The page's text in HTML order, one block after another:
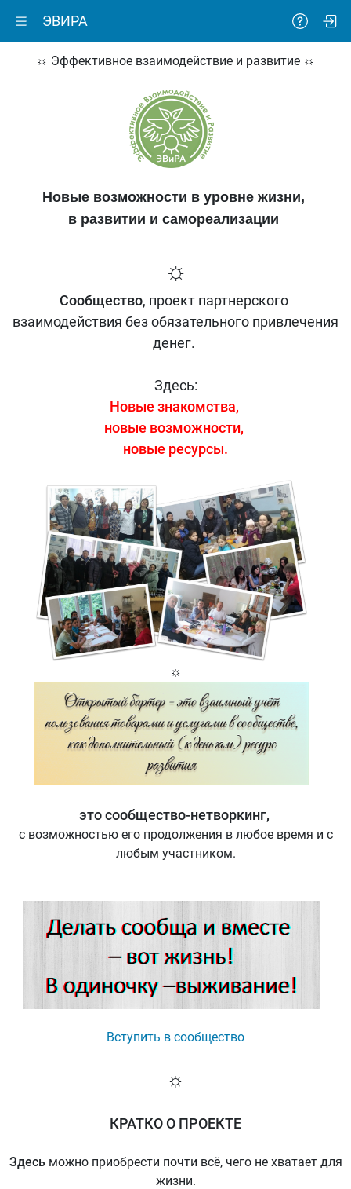
ЭВИРА
☼ Эффективное взаимодействие и развитие ☼
Новые возможности в уровне жизни,
в развитии и самореализации
☼
Сообщество, проект партнерского
взаимодействия без обязательного привлечения
денег.
Здесь:
Новые знакомства,
новые возможности,
новые ресурсы.
☼
это сообщество-нетворкинг,
с возможностью его продолжения в любое время и с
любым участником.
Вступить в сообщество
☼
КРАТКО О ПРОЕКТЕ
Здесь можно приобрести почти всё, чего не хватает для
жизни.